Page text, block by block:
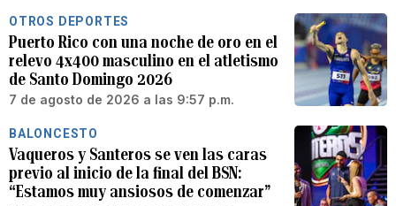
OTROS DEPORTES
Puerto Rico con una noche de oro en el
relevo 4x400 masculino en el atletismo
de Santo Domingo 2026
7 de agosto de 2026 a las 9:57 p.m.
BALONCESTO
Vaqueros y Santeros se ven las caras
previo al inicio de la final del BSN:
“Estamos muy ansiosos de comenzar”